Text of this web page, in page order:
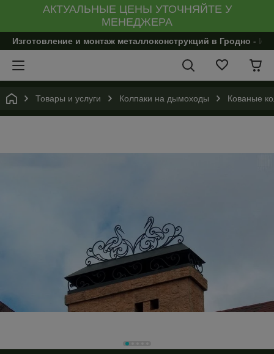
АКТУАЛЬНЫЕ ЦЕНЫ УТОЧНЯЙТЕ У
МЕНЕДЖЕРА
Изготовление и монтаж металлоконструкций в Гродно -
Товары и услуги Колпаки на дымоходы Кованые